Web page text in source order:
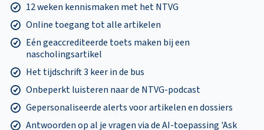
12 weken kennismaken met het NTVG
Online toegang tot alle artikelen
Eén geaccrediteerde toets maken bij een
nascholingsartikel
Het tijdschrift 3 keer in de bus
Onbeperkt luisteren naar de NTVG-podcast
Gepersonaliseerde alerts voor artikelen en dossiers
Antwoorden op al je vragen via de AI-toepassing 'Ask